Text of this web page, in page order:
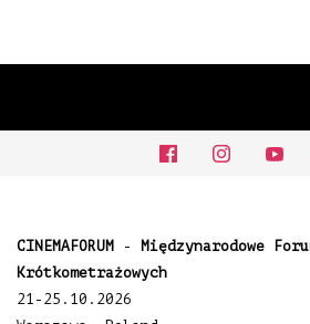
CINEMAFORUM -
Międzynarodowe
Krótkometrażowych
21-25.10.2026